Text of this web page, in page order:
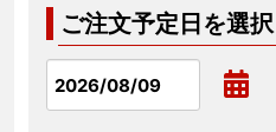
ご注文予定日を選択